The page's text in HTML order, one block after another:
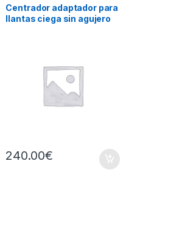
Centrador adaptador para
llantas ciega sin agujero
240.00€